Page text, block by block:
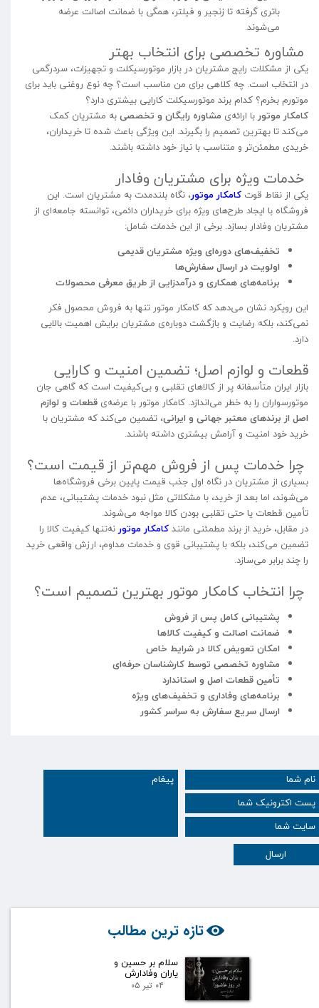
باتری گرفته تا زنجیر و فیلتر، همگی با ضمانت اصالت عرضه
می‌شوند.
مشاوره تخصصی برای انتخاب بهتر
یکی از مشکلات رایج مشتریان در بازار موتورسیکلت و تجهیزات، سردرگمی
در انتخاب است. چه کلاهی برای من مناسب است؟ چه نوع روغنی باید برای
موتورم بخرم؟ کدام برند موتورسیکلت کارایی بیشتری دارد؟
کامکار موتوربا ارائه‌ی مشاوره رایگان و تخصصیبه مشتریان کمک
می‌کند تا بهترین تصمیم را بگیرند. این ویژگی باعث شده تا خریداران،
خریدی مطمئن‌تر و متناسب با نیاز خود داشته باشند.
خدمات ویژه برای مشتریان وفادار
یکی از نقاط قوت کامکار موتور، نگاه بلندمدت به مشتریان است. این
فروشگاه با ایجاد طرح‌های ویژه برای خریداران دائمی، توانسته جامعه‌ای از
مشتریان وفادار بسازد. برخی از این خدمات شامل:
تخفیف‌های دوره‌ای ویژه مشتریان قدیمی
اولویت در ارسال سفارش‌ها
برنامه‌های همکاری و درآمدزایی از طریق معرفی محصولات
این رویکرد نشان می‌دهد که کامکار موتور تنها به فروش محصول فکر
نمی‌کند، بلکه رضایت و بازگشت دوباره‌ی مشتریان برایش اهمیت بالایی
دارد.
قطعات و لوازم اصل؛ تضمین امنیت و کارایی
بازار ایران متأسفانه پر از کالاهای تقلبی و بی‌کیفیت است که گاهی جان
موتورسواران را به خطر می‌اندازد. کامکار موتور با عرضه‌ی قطعات و لوازم
اصل از برندهای معتبر جهانی و ایرانی، تضمین می‌کند که مشتریان با
خرید خود امنیت و آرامش بیشتری داشته باشند.
چرا خدمات پس از فروش مهم‌تر از قیمت است؟
بسیاری از مشتریان در نگاه اول جذب قیمت پایین برخی فروشگاه‌ها
می‌شوند، اما بعد از خرید، با مشکلاتی مثل نبود خدمات پشتیبانی، عدم
تأمین قطعات یا حتی تقلبی بودن کالا مواجه می‌شوند.
در مقابل، خرید از برند مطمئنی مانندکامکار موتورنه‌تنها کیفیت کالا را
تضمین می‌کند، بلکه با پشتیبانی قوی و خدمات مداوم، ارزش واقعی خرید
را چند برابر می‌سازد.
چرا انتخاب کامکار موتور بهترین تصمیم است؟
پشتیبانی کامل پس از فروش
ضمانت اصالت و کیفیت کالاها
امکان تعویض کالا در شرایط خاص
مشاوره تخصصی توسط کارشناسان حرفه‌ای
تأمین قطعات اصل و استاندارد
برنامه‌های وفاداری و تخفیف‌های ویژه
ارسال سریع سفارش به سراسر کشور
ارسال
تازه ترین مطالب
سلام بر حسین و
یاران وفادارش
۰۴ تیر ۰۵